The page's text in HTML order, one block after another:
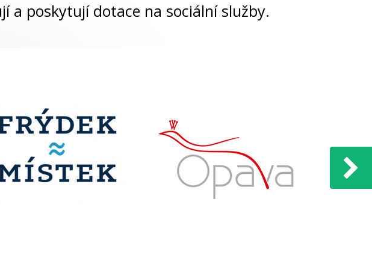
a poskytují dotace na sociální služby.